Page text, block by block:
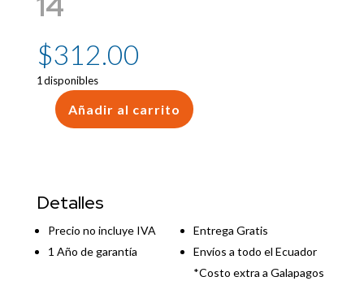
$312.00
1 disponibles
MONITOR
Añadir al carrito
Detalles
Precio no incluye IVA
1 Año de garantía
Entrega Gratis
Envíos a todo el Ecuador
*Costo extra a Galapagos